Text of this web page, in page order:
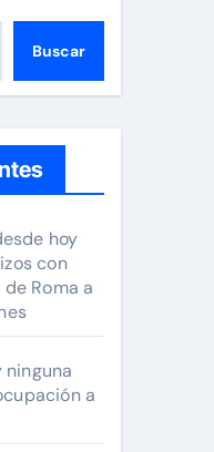
Buscar
hoy
con
Roma a
ninguna
a